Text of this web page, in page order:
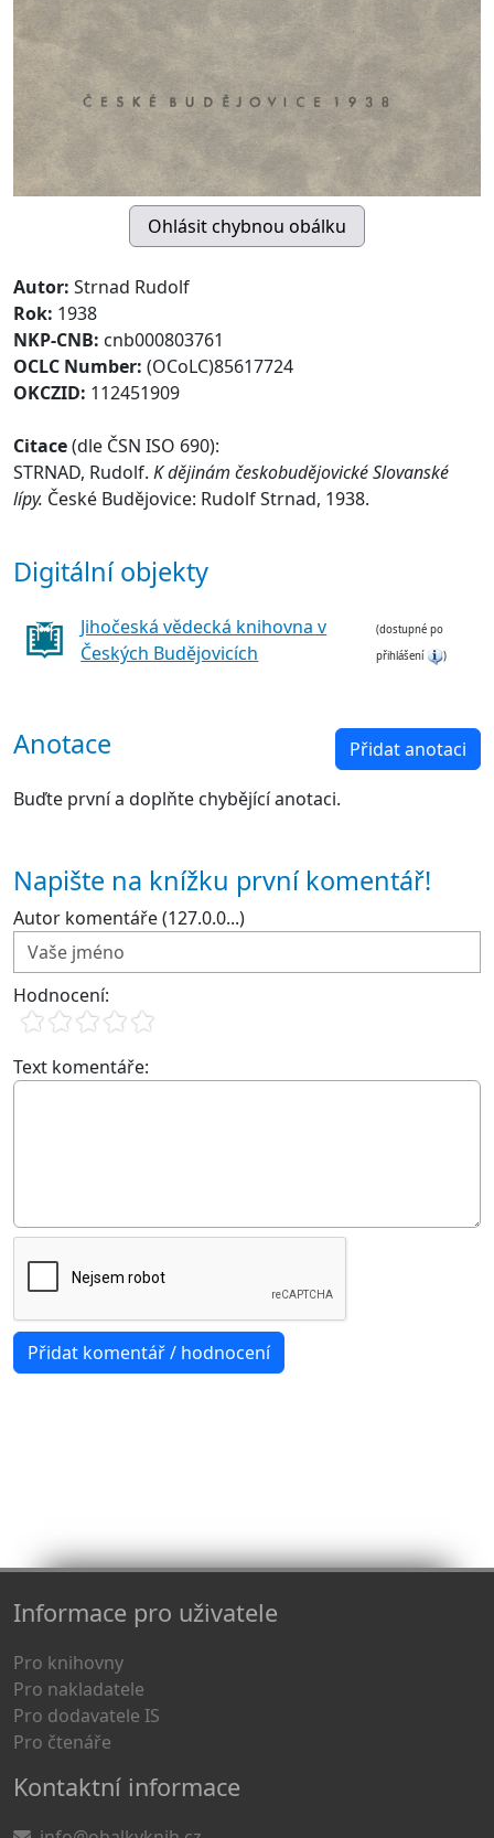
Autor: Strnad Rudolf
Rok: 1938
NKP-CNB: cnb000803761
OCLC Number: (OCoLC)85617724
OKCZID: 112451909
Citace(dle ČSN ISO 690):
STRNAD, Rudolf. K dějinám českobudějovické Slovanské
lípy. České Budějovice: Rudolf Strnad, 1938.
Digitální objekty
Jihočeská vědecká knihovna v
Českých Budějovicích
(dostupné po
přihlášení
)
Anotace Přidat anotaci
Buďte první a doplňte chybějící anotaci.
Napište na knížku první komentář!
Autor komentáře (127.0.0...)
Hodnocení:
Text komentáře:
Informace pro uživatele
Pro knihovny
Pro nakladatele
Pro dodavatele IS
Pro čtenáře
Kontaktní informace